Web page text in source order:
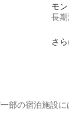
モ
長
さ
部の宿泊施設